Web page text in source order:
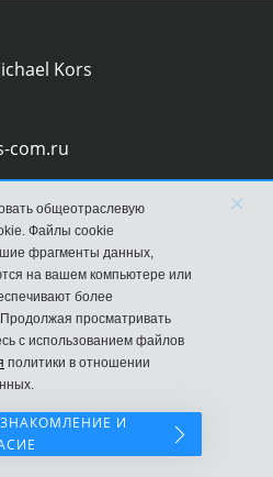
Kors
com.ru
общеотраслевую
Файлы cookie
фрагменты данных,
на вашем компьютере или
более
просматривать
с использованием файлов
политики в отношении
×
И